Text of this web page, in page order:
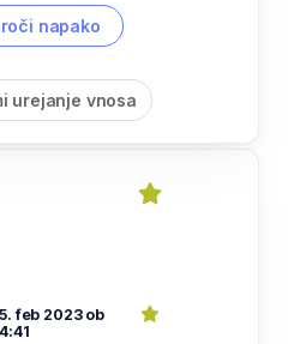
napako
urejanje vnosa
feb 2023 ob